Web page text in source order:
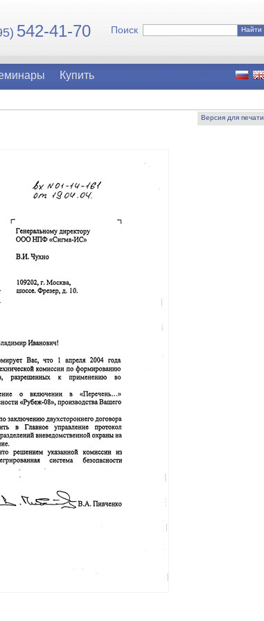
542-41-70 Поиск Найти
Купить
Версия для печати